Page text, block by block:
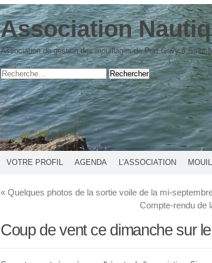
Association
Association de gestion des mouillages de Port Gavy à Saint-
VOTRE PROFIL AGENDA L’ASSOCIATION
« Quelques photos de la sortie voile de la mi-
Compte-rendu de
Coup de vent ce dimanche sur le